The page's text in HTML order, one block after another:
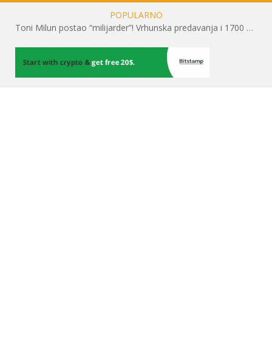
POPULARNO
Toni Milun postao “milijarder”! Vrhunska predavanja i 1700 posjetitelja obilježili su mjesec financijske pismenosti